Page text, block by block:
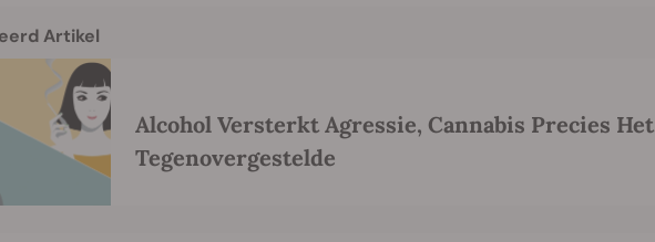
Artikel
Alcohol Versterkt Agressie, Cannabis Precies Het
Tegenovergestelde